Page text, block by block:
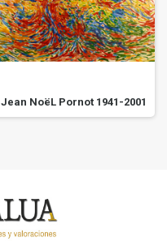
Jean NoëL Pornot 1941-2001